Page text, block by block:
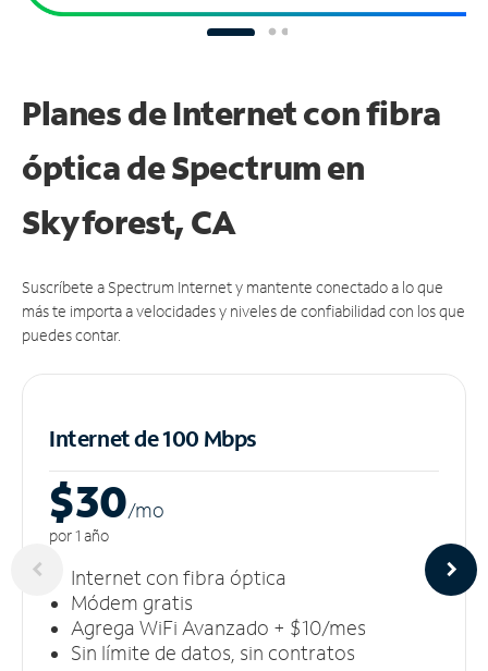
Planes de Internet con fibra
óptica de Spectrum en
Skyforest, CA
Suscríbete a Spectrum Internet y mantente conectado a lo que
más te importa a velocidades y niveles de confiabilidad con los que
puedes contar.
Internet de 100 Mbps
$30/mo
por 1 año
Internet con fibra óptica
Módem gratis
Agrega WiFi Avanzado + $10/mes
Sin límite de datos, sin contratos